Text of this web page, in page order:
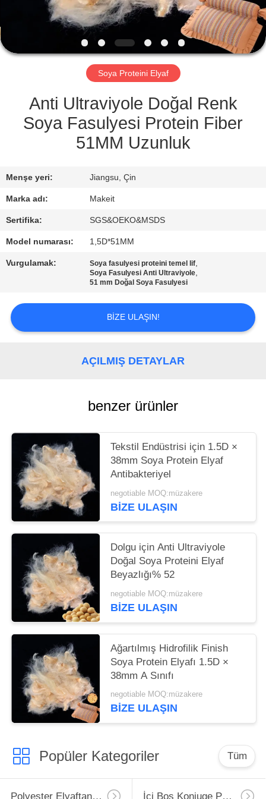
KONTROL
BIZE
ULAŞIN
HABERLER
TALEPLERI
TEKLIF
SITE
PRIVACY
Soya Proteini Elyaf
Anti Ultraviyole Doğal Renk
Soya Fasulyesi Protein Fiber
51MM Uzunluk
Menşe yeri: Jiangsu, Çin
Marka adı: Makeit
Sertifika: SGS&OEKO&MSDS
Model numarası: 1,5D*51MM
Vurgulamak: Soya fasulyesi proteini temel lif,
Soya Fasulyesi Anti Ultraviyole,
51 mm Doğal Soya Fasulyesi
BIZE ULAŞIN!
AÇILMIŞ DETAYLAR
benzer ürünler
Tekstil Endüstrisi için 1.5D ×
38mm Soya Protein Elyaf
Antibakteriyel
negotiable MOQ:müzakere
BIZE ULAŞIN
Dolgu için Anti Ultraviyole
Doğal Soya Proteini Elyaf
Beyazlığı% 52
negotiable MOQ:müzakere
BIZE ULAŞIN
Ağartılmış Hidrofilik Finish
Soya Protein Elyafı 1.5D ×
38mm A Sınıfı
negotiable MOQ:müzakere
BIZE ULAŞIN
Popüler Kategoriler Tüm
Polyester Elyaftan Elyaf İçi Boş Konjuge Polyester Elyaf